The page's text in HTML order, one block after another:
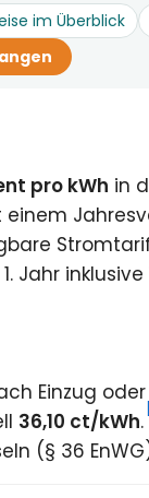
im Überblick
pro kWh in
Jahr
Einzug
36,10 ct/kWh.
(§ 36